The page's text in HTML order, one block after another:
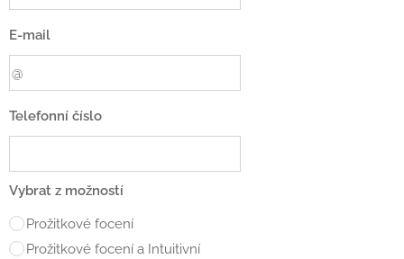
E-mail
Telefonní číslo
Vybrat z možností
Prožitkové focení
Prožitkové focení a Intuitivní